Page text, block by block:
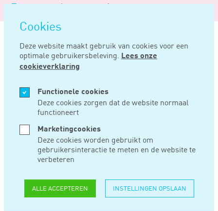
overslaan
Cookies
Deze website maakt gebruik van cookies voor een
optimale gebruikersbeleving. Lees onze
cookieverklaring
Functionele cookies
Deze cookies zorgen dat de website normaal
functioneert
Marketingcookies
Deze cookies worden gebruikt om
gebruikersinteractie te meten en de website te
verbeteren
ALLE ACCEPTEREN INSTELLINGEN OPSLAAN
Logo
Noord
Negentig
Home Nieuws
APR 24, 2024
NIET AANGEVEN
INKOMSTEN DOOR
CRYPTOHANDELAAR
IS PLEITBAAR